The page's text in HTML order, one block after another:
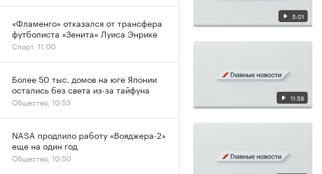
5:01
11:58
«Фламенго» отказался от трансфера
футболиста «Зенита» Луиса Энрике
Спорт, 11:00
Более 50 тыс. домов на юге Японии
остались без света из-за тайфуна
Общество, 10:53
NASA продлило работу «Вояджера-2»
еще на один год
Общество, 10:50